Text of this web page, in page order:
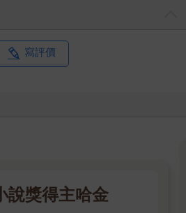
寫評價
說獎得主哈金